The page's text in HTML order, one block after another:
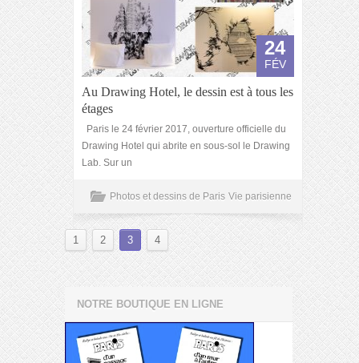
24
FÉV
Au Drawing Hotel, le dessin est à tous les
étages
Paris le 24 février 2017, ouverture officielle du
Drawing Hotel qui abrite en sous-sol le Drawing
Lab. Sur un
Photos et dessins de Paris Vie parisienne
1 2 3 4
NOTRE BOUTIQUE EN LIGNE